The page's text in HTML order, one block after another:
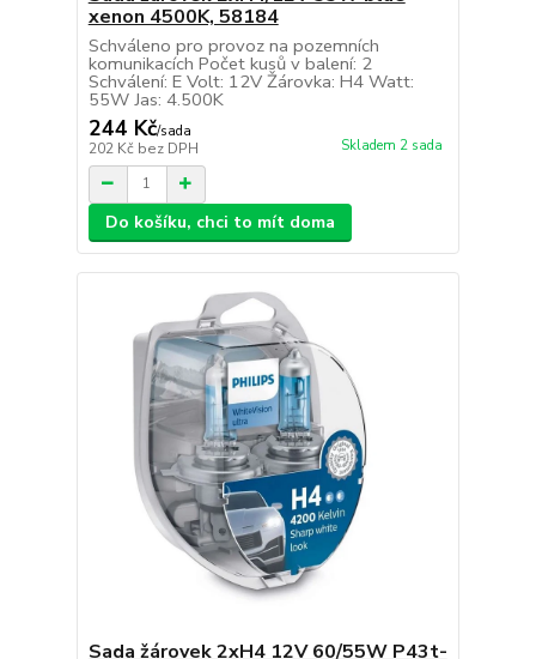
xenon 4500K, 58184
Schváleno pro provoz na pozemních
komunikacích Počet kusů v balení: 2
Schválení: E Volt: 12V Žárovka: H4 Watt:
55W Jas: 4.500K
244 Kč/sada
202 Kč bez DPH Skladem 2 sada
Do košíku, chci to mít doma
Sada žárovek 2xH4 12V 60/55W P43t-